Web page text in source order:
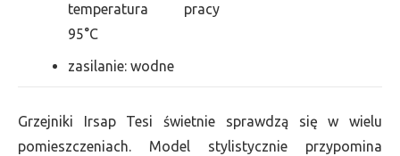
temperatura pracy
95°C
zasilanie: wodne
Grzejniki Irsap Tesi świetnie sprawdzą się w wielu
pomieszczeniach. Model stylistycznie przypomina